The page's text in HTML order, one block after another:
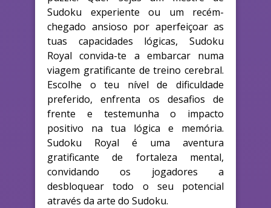
Sudoku experiente ou um recém-
chegado ansioso por aperfeiçoar as
tuas capacidades lógicas, Sudoku
Royal convida-te a embarcar numa
viagem gratificante de treino cerebral.
Escolhe o teu nível de dificuldade
preferido, enfrenta os desafios de
frente e testemunha o impacto
positivo na tua lógica e memória.
Sudoku Royal é uma aventura
gratificante de fortaleza mental,
convidando os jogadores a
desbloquear todo o seu potencial
através da arte do Sudoku.